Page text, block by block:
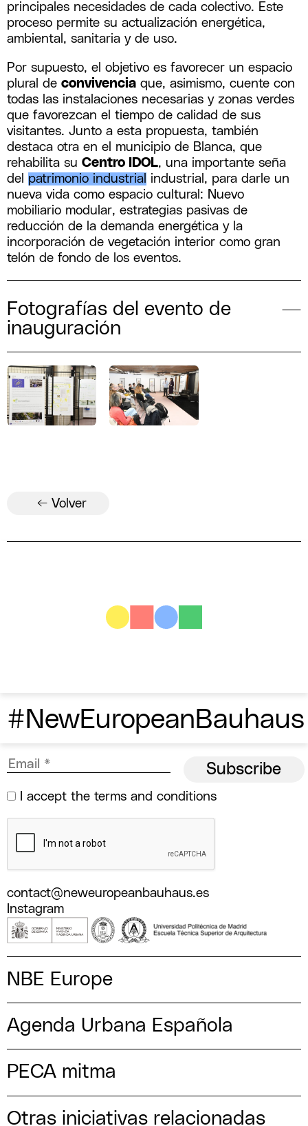
principales necesidades de cada colectivo. Este
proceso permite su actualización energética,
ambiental, sanitaria y de uso.
Por supuesto, el objetivo es favorecer un espacio
plural de convivenciaque, asimismo, cuente con
todas las instalaciones necesarias y zonas verdes
que favorezcan el tiempo de calidad de sus
visitantes. Junto a esta propuesta, también
destaca otra en el municipio de Blanca, que
rehabilita su Centro IDOL, una importante seña
del patrimonio industrial industrial, para darle un
nueva vida como espacio cultural: Nuevo
mobiliario modular, estrategias pasivas de
reducción de la demanda energética y la
incorporación de vegetación interior como gran
telón de fondo de los eventos.
Fotografías del evento de
inauguración
← Volver
#NewEuropeanBauhaus
I accept the terms and conditions
contact@neweuropeanbauhaus.es
Instagram
NBE Europe
Agenda Urbana Española
PECA mitma
Otras iniciativas relacionadas